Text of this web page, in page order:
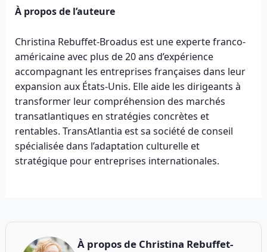
À propos de l’auteure
Christina Rebuffet-Broadus est une experte franco-
américaine avec plus de 20 ans d’expérience
accompagnant les entreprises françaises dans leur
expansion aux États-Unis. Elle aide les dirigeants à
transformer leur compréhension des marchés
transatlantiques en stratégies concrètes et
rentables. TransAtlantia est sa société de conseil
spécialisée dans l’adaptation culturelle et
stratégique pour entreprises internationales.
À propos de Christina Rebuffet-